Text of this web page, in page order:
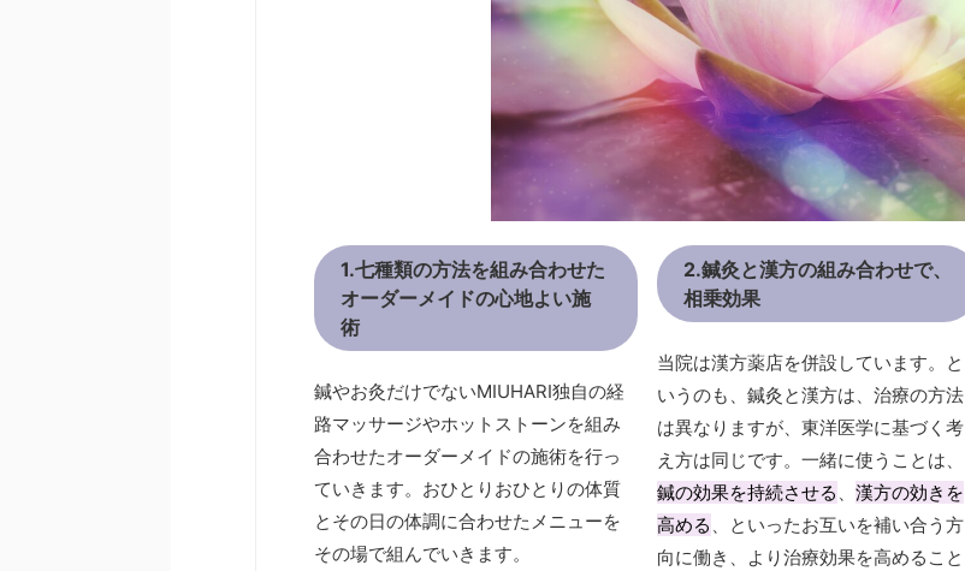
1.七種類の方法を組み合わせた
オーダーメイドの心地よい施
術
鍼やお灸だけでないMIUHARI独自の経
路マッサージやホットストーンを組み
合わせたオーダーメイドの施術を行っ
ていきます。おひとりおひとりの体質
とその日の体調に合わせたメニューを
その場で組んでいきます。
2.鍼灸と漢方の組み合わせで、
相乗効果
当院は漢方薬店を併設しています。と
いうのも、鍼灸と漢方は、治療の方法
は異なりますが、東洋医学に基づく考
え方は同じです。一緒に使うことは、
鍼の効果を持続させる 、 漢方の効きを
高める 、といったお互いを補い合う方
向に働き、より治療効果を高めること